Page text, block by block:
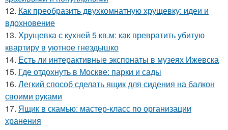
12. Как преобразить двухкомнатную хрущевку: идеи и
вдохновение
13. Хрущевка с кухней 5 кв.м: как превратить убитую
квартиру в уютное гнездышко
14. Есть ли интерактивные экспонаты в музеях Ижевска
15. Где отдохнуть в Москве: парки и сады
16. Легкий способ сделать ящик для сидения на балкон
своими руками
17. Ящик в скамью: мастер-класс по организации
хранения